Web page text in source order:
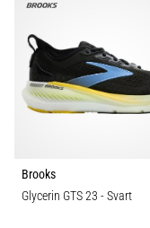
var
det…
6. 8. 2026
Löparknä:
Orsaker,
Typ av löpning
Typ av sko
Brooks
Glycerin GTS 23 - Svart